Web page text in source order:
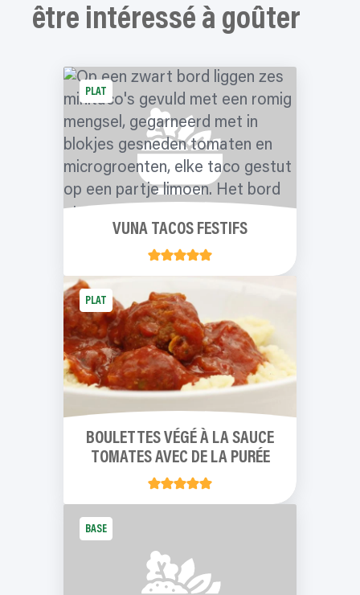
être intéressé à goûter
PLAT
VUNA TACOS FESTIFS
PLAT
BOULETTES VÉGÉ À LA SAUCE
TOMATES AVEC DE LA PURÉE
BASE